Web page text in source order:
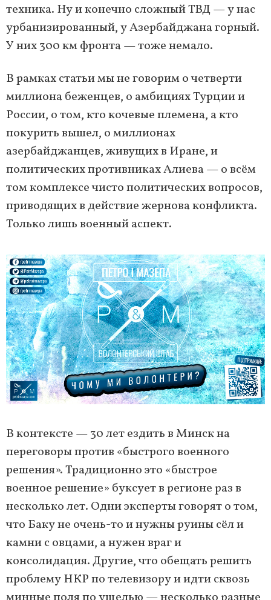
техника. Ну и конечно сложный ТВД — у нас
урбанизированный, у Азербайджана горный.
У них 300 км фронта — тоже немало.
В рамках статьи мы не говорим о четверти
миллиона беженцев, о амбициях Турции и
России, о том, кто кочевые племена, а кто
покурить вышел, о миллионах
азербайджанцев, живущих в Иране, и
политических противниках Алиева — о всём
том комплексе чисто политических вопросов,
приводящих в действие жернова конфликта.
Только лишь военный аспект.
В контексте — 30 лет ездить в Минск на
переговоры против «быстрого военного
решения». Традиционно это «быстрое
военное решение» буксует в регионе раз в
несколько лет. Одни эксперты говорят о том,
что Баку не очень-то и нужны руины сёл и
камни с овцами, а нужен враг и
консолидация. Другие, что обещать решить
проблему НКР по телевизору и идти сквозь